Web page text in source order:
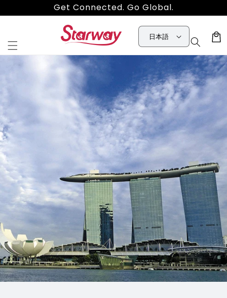
Get Connected. Go Global.
日本語
ー
ト
商品情
報にス